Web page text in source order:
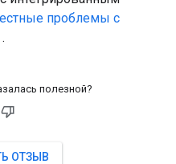
проблемы с
.
полезной?
ОТЗЫВ